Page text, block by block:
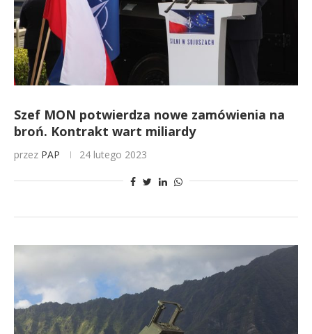
Szef MON potwierdza nowe zamówienia na
broń. Kontrakt wart miliardy
przez PAP 24 lutego 2023